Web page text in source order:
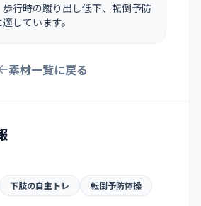
行時の蹴り出し低下、転倒予防
しています。
素材一覧に戻る
下肢の自主トレ 転倒予防体操